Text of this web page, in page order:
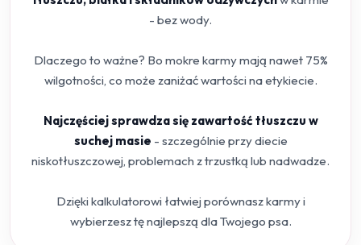
- bez wody.
Dlaczego to ważne? Bo mokre karmy mają nawet 75%
wilgotności, co może zaniżać wartości na etykiecie.
Najczęściej sprawdza się zawartość tłuszczu w
suchej masie - szczególnie przy diecie
niskotłuszczowej, problemach z trzustką lub nadwadze.
Dzięki kalkulatorowi łatwiej porównasz karmy i
wybierzesz tę najlepszą dla Twojego psa.